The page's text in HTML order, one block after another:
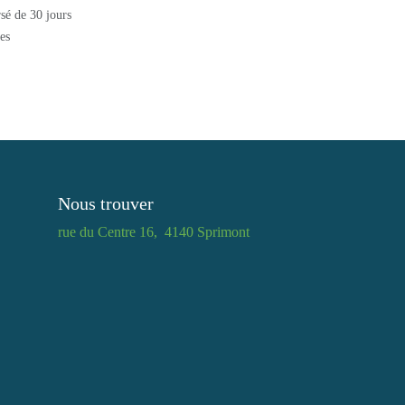
de 30 jours
Nous trouver
rue du Centre 16, 4140 Sprimont